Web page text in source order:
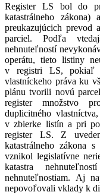
Register LS bol do
katastrálneho
preukazujúcich prevod
parciel. Podľa
nehnuteľností
operátu, tieto listiny
v registri LS, pokiaľ
vlastníckeho práva ku
plánu tvorili novú
register množstvo
duplicitného
v zbierke listín a pri
register LS. Z
katastrálneho zákona
vznikol legislatívne
katastra
nehnuteľnostiam. Aj
nepovoľovali vklady k